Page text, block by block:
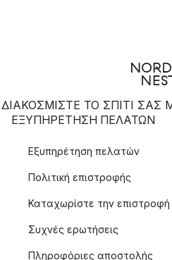
ΔΙΑΚΟΣΜΙΣΤΕ ΤΟ ΣΠΙΤΙ ΣΑΣ
ΕΞΥΠΗΡΈΤΗΣΗ ΠΕΛΑΤΏΝ
Εξυπηρέτηση πελατών
Πολιτική επιστροφής
Καταχωρίστε την
Συχνές ερωτήσεις
Πληροφόριες αποστολής